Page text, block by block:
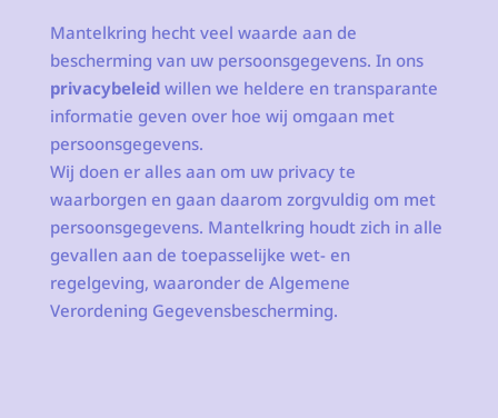
Mantelkring hecht veel waarde aan de
bescherming van uw persoonsgegevens. In ons
privacybeleidwillen we heldere en transparante
informatie geven over hoe wij omgaan met
persoonsgegevens.
Wij doen er alles aan om uw privacy te
waarborgen en gaan daarom zorgvuldig om met
persoonsgegevens. Mantelkring houdt zich in alle
gevallen aan de toepasselijke wet- en
regelgeving, waaronder de Algemene
Verordening Gegevensbescherming.